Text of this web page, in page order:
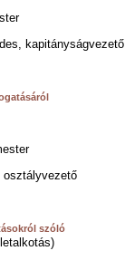
kapitányságvezető
szóló